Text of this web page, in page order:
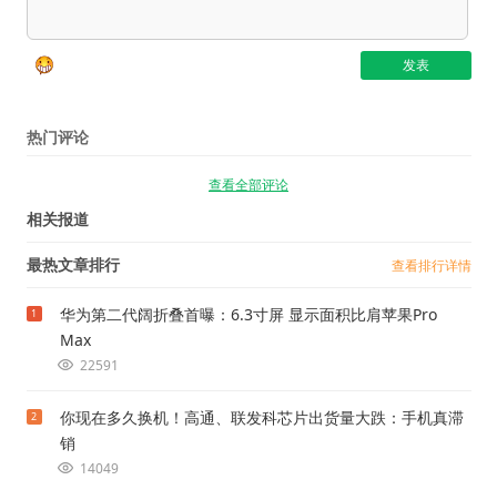
热门评论
查看全部评论
相关报道
最热文章排行 查看排行详情
1
华为第二代阔折叠首曝：6.3寸屏 显示面积比肩苹果Pro
Max
22591
2
你现在多久换机！高通、联发科芯片出货量大跌：手机真滞
销
14049